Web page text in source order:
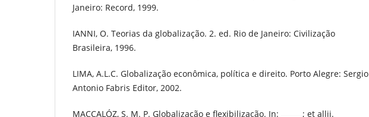
Janeiro: Record, 1999.
IANNI, O. Teorias da globalização. 2. ed. Rio de Janeiro: Civilização
Brasileira, 1996.
LIMA, A.L.C. Globalização econômica, política e direito. Porto Alegre: Sergio
Antonio Fabris Editor, 2002.
MACCALÓZ, S. M. P. Globalização e flexibilização. In: ______; et allii.